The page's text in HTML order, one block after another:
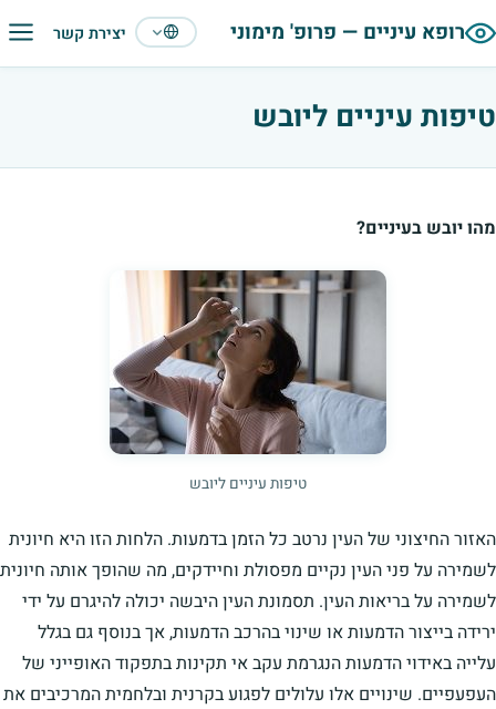
רופא עיניים — פרופ' מימוני עברית יצירת קשר
טיפות עיניים ליובש
מהו יובש בעיניים?
טיפות עיניים ליובש
האזור החיצוני של העין נרטב כל הזמן בדמעות. הלחות הזו היא חיונית
לשמירה על פני העין נקיים מפסולת וחיידקים, מה שהופך אותה חיונית
לשמירה על בריאות העין. תסמונת העין היבשה יכולה להיגרם על ידי
ירידה בייצור הדמעות או שינוי בהרכב הדמעות, אך בנוסף גם בגלל
עלייה באידוי הדמעות הנגרמת עקב אי תקינות בתפקוד האופייני של
העפעפיים. שינויים אלו עלולים לפגוע בקרנית ובלחמית המרכיבים את